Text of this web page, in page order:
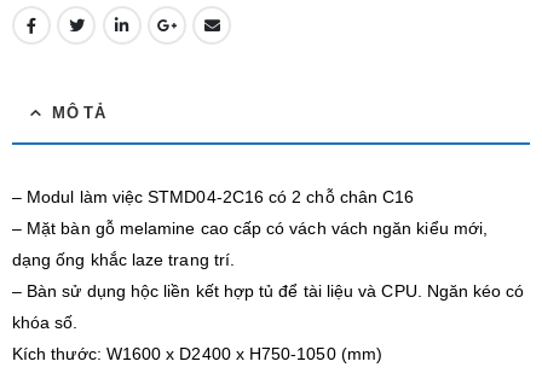
MÔ TẢ
– Modul làm việc STMD04-2C16 có 2 chỗ chân C16
– Mặt bàn gỗ melamine cao cấp có vách vách ngăn kiểu mới,
dạng ống khắc laze trang trí.
– Bàn sử dụng hộc liền kết hợp tủ để tài liệu và CPU. Ngăn kéo có
khóa số.
Kích thước: W1600 x D2400 x H750-1050 (mm)